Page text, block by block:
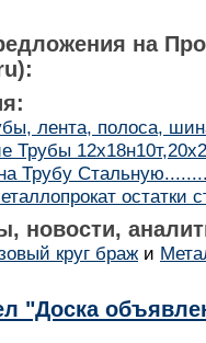
на
лента, полоса,
Трубу
остатки
новости,
круг браж и
"Доска